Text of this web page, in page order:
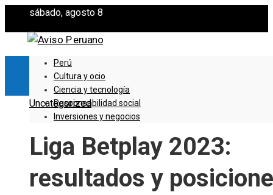
sábado, agosto 8
Perú
Cultura y ocio
Ciencia y tecnología
Responsabilidad social
Inversiones y negocios
Uncategorized
Liga Betplay 2023:
resultados y